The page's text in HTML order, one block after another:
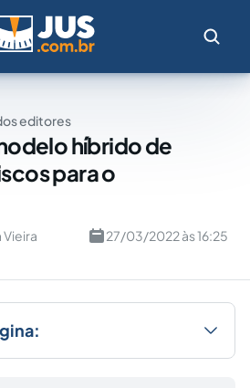
editores
híbrido de
para o
Vieira 27/03/2022 às 16:25